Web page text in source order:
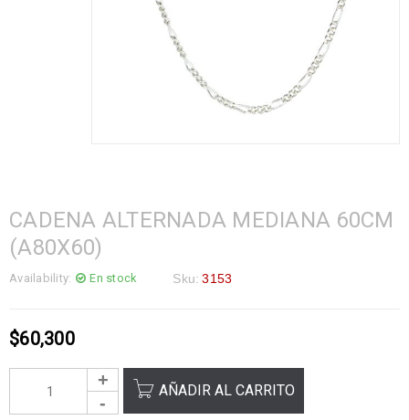
CADENA ALTERNADA MEDIANA 60CM
(A80X60)
Availability: En stock Sku: 3153
$60,300
AÑADIR AL CARRITO